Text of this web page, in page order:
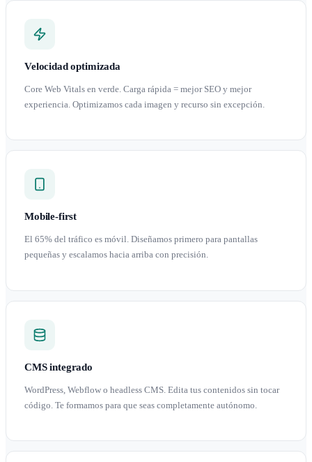
Velocidad optimizada
Core Web Vitals en verde. Carga rápida = mejor SEO y mejor
experiencia. Optimizamos cada imagen y recurso sin excepción.
Mobile-first
El 65% del tráfico es móvil. Diseñamos primero para pantallas
pequeñas y escalamos hacia arriba con precisión.
CMS integrado
WordPress, Webflow o headless CMS. Edita tus contenidos sin tocar
código. Te formamos para que seas completamente autónomo.